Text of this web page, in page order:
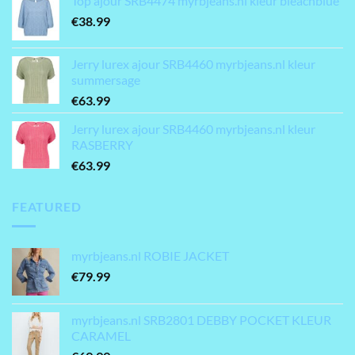
€38.99
Jerry lurex ajour SRB4460 myrbjeans.nl kleur
summersage
€63.99
Jerry lurex ajour SRB4460 myrbjeans.nl kleur
RASBERRY
€63.99
FEATURED
myrbjeans.nl ROBIE JACKET
€79.99
myrbjeans.nl SRB2801 DEBBY POCKET KLEUR
CARAMEL